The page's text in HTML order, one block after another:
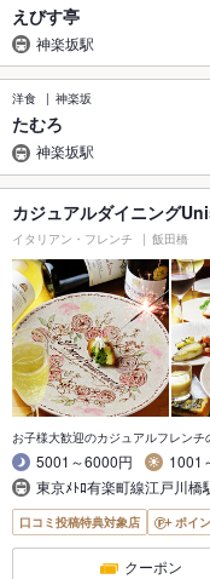
えびす亭
神楽坂駅
洋食 神楽坂
たむろ
神楽坂駅
カジュアルダイニング
イタリアン・フレンチ 飯田橋
お子様大歓迎のカジュアルフレンチ
5001～6000円
1001
東京ﾒﾄﾛ有楽町線江戸川
口コミ投稿特典対象店 ポイ
クーポン